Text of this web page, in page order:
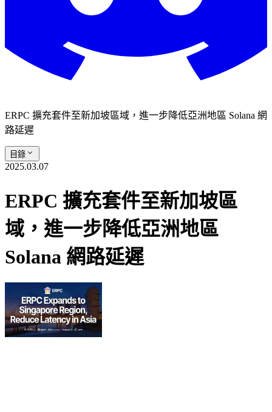
ERPC 擴充套件至新加坡區域，進一步降低亞洲地區 Solana 網
路延遲
目錄
2025.03.07
ERPC 擴充套件至新加坡區
域，進一步降低亞洲地區
Solana 網路延遲